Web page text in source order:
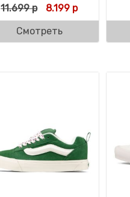
11.699р Первоначальная
8.199 рТекущая
Смотреть